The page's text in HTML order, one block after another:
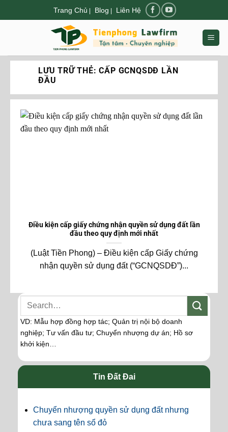
đến
Trang Chủ | Blog | Liên Hệ
LƯU TRỮ THẺ:CẤP GCNQSDĐ LẦN
ĐẦU
Điều kiện cấp giấy chứng nhận quyền sử dụng đất lần
đầu theo quy định mới nhất
(Luật Tiền Phong) – Điều kiện cấp Giấy chứng
nhận quyền sử dụng đất (“GCNQSDĐ”)...
VD: Mẫu hợp đồng hợp tác; Quản trị nội bộ doanh
nghiệp; Tư vấn đầu tư; Chuyển nhượng dự án; Hồ sơ
khởi kiện…
Tin Đất Đai
Chuyển nhượng quyền sử dụng đất nhưng
chưa sang tên sổ đỏ